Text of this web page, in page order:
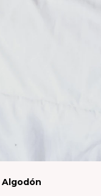
Algodón